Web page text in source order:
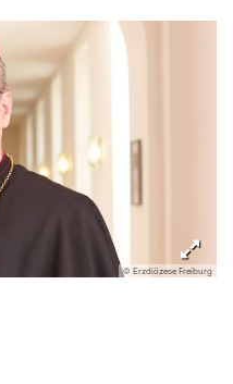
© Erzdiözese Freiburg